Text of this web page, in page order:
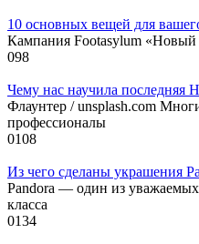
10 основных вещей для
Кампания Footasylum «Новый
098
Чему нас научила последняя
Флаунтер / unsplash.com
профессионалы
0108
Из чего сделаны украшения
Pandora — один из
класса
0134